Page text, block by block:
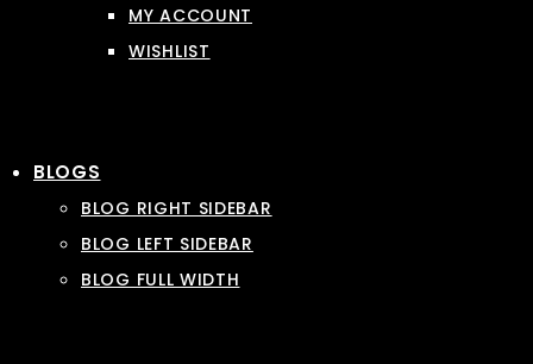
MY ACCOUNT
WISHLIST
BLOGS
BLOG RIGHT SIDEBAR
BLOG LEFT SIDEBAR
BLOG FULL WIDTH